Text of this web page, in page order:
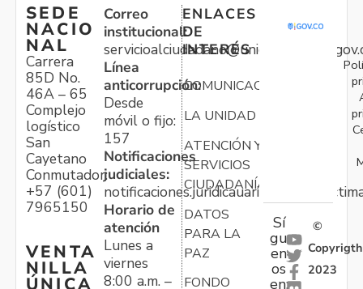
SEDE
NACIO
NAL
Carrera
85D No.
46A – 65
Complejo
logístico
San
Cayetano
Conmutador:
+57 (601)
7965150
VENTA
NILLA
ÚNICA
Correo
institucional:
Línea
anticorrupción:
Desde
móvil o fijo:
157
Notificaciones
judiciales:
Horario de
atención
Lunes a
viernes
8:00 a.m. –
ENLACES
DE
INTERÉS
COMUNICACIONES
LA UNIDAD
ATENCIÓN Y
SERVICIOS
CIUDADANÍA
DATOS
PARA LA
PAZ
FONDO
Sí
gu
en
os
en:
©
Copyrigth
2023